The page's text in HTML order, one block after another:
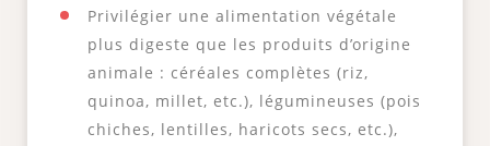
Privilégier une alimentation végétale
plus digeste que les produits d’origine
animale : céréales complètes (riz,
quinoa, millet, etc.), légumineuses (pois
chiches, lentilles, haricots secs, etc.),